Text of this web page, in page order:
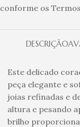
conforme os
DESCRIÇÃO
Este delicado
peça elegante e
joias refinadas e
altura e pesando
brilho